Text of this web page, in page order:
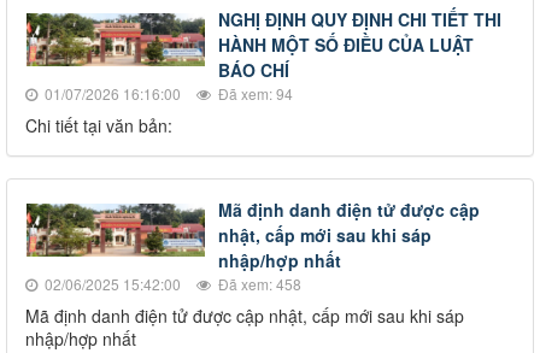
NGHỊ ĐỊNH QUY ĐỊNH CHI TIẾT THI
HÀNH MỘT SỐ ĐIỀU CỦA LUẬT
BÁO CHÍ
01/07/2026 16:16:00 Đã xem: 94
Chi tiết tại văn bản:
Mã định danh điện tử được cập
nhật, cấp mới sau khi sáp
nhập/hợp nhất
02/06/2025 15:42:00 Đã xem: 458
Mã định danh điện tử được cập nhật, cấp mới sau khi sáp
nhập/hợp nhất